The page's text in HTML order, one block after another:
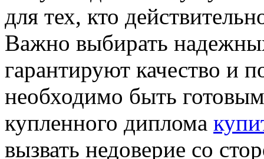
для тех, кто
Важно выбирать
гарантируют качество и
необходимо быть
купленного диплома
вызвать недоверие со